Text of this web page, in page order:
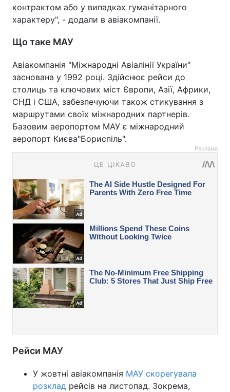
контрактом або у випадках гуманітарного
характеру", - додали в авіакомпанії.
Що таке МАУ
Авіакомпанія "Міжнародні Авіалінії України"
заснована у 1992 році. Здійснює рейси до
столиць та ключових міст Європи, Азії, Африки,
СНД і США, забезпечуючи також стикування з
маршрутами своїх міжнародних партнерів.
Базовим аеропортом МАУ є міжнародний
аеропорт Києва"Бориспіль".
Реклама
Рейси МАУ
У жовтні авіакомпанія МАУ скорегувала
розклад рейсів на листопад. Зокрема,